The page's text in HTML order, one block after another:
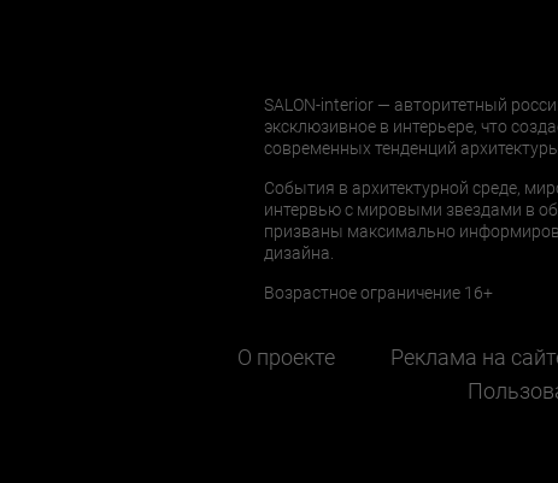
SALON-interior — авторитетный
эксклюзивное в интерьере, что
современных тенденций
События в архитектурной среде,
интервью с мировыми звездами в
призваны максимально
дизайна.
Возрастное ограничение 16+
О проекте Реклама на